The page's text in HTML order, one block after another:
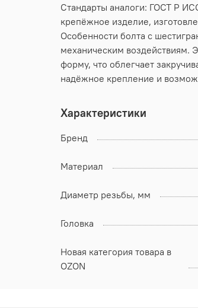
Стандарты аналоги: ГОСТ Р
крепёжное изделие,
Особенности болта с
механическим воздействиям.
форму, что облегчает
надёжное крепление и
Характеристики
Бренд
Материал
Диаметр резьбы, мм
Головка
Новая категория товара в
OZON